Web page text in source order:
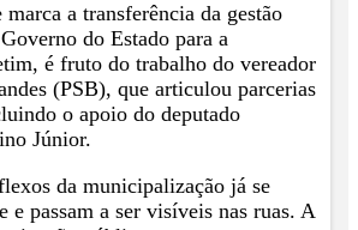
marca a transferência da gestão
do Estado para a
é fruto do trabalho do vereador
(PSB), que articulou parcerias
o apoio do deputado
Júnior.
da municipalização já se
e passam a ser visíveis nas ruas. A